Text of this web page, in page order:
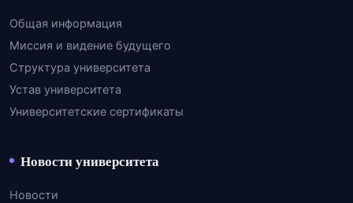
Общая информация
Миссия и видение будущего
Структура университета
Устав университета
Университетские сертификаты
Новости университета
Новости